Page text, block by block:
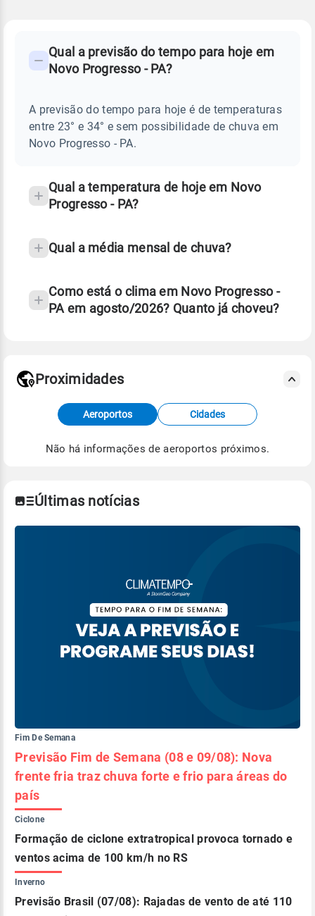
TEMPO
PROGRESSO
Perguntas
sobre
chuva
Qual a previsão do tempo para hoje em
Novo Progresso - PA?
A previsão do tempo para hoje é de temperaturas
entre 23° e 34° e sem possibilidade de chuva em
Novo Progresso - PA.
Qual a temperatura de hoje em Novo
Progresso - PA?
Qual a média mensal de chuva?
Como está o clima em Novo Progresso -
PA em agosto/2026? Quanto já choveu?
Fonte: dados combinados de estações
meteorológicas e satélite do Centro de Previsão
de Tempo e Estudos Climáticos (CPTEC).
Proximidades
Aeroportos Cidades
Não há informações de aeroportos próximos.
Últimas notícias
Fim De Semana
Previsão Fim de Semana (08 e 09/08): Nova
frente fria traz chuva forte e frio para áreas do
país
Ciclone
Formação de ciclone extratropical provoca tornado e
ventos acima de 100 km/h no RS
Inverno
Previsão Brasil (07/08): Rajadas de vento de até 110